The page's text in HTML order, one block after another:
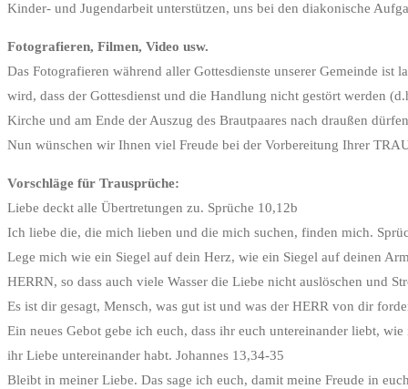
Kinder- und Jugendarbeit unterstützen, uns bei den diakonische
Fotografieren, Filmen, Video usw.
Das Fotografieren während aller Gottesdienste unserer Gemeinde
wird, dass der Gottesdienst und die Handlung nicht gestört werden
Kirche und am Ende der Auszug des Brautpaares nach draußen
Nun wünschen wir Ihnen viel Freude bei der Vorbereitung Ihrer
Vorschläge für Trausprüche:
Liebe deckt alle Übertretungen zu. Sprüche 10,12b
Ich liebe die, die mich lieben und die mich suchen, finden mich.
Lege mich wie ein Siegel auf dein Herz, wie ein Siegel auf deinen
HERRN, so dass auch viele Wasser die Liebe nicht auslöschen und
Es ist dir gesagt, Mensch, was gut ist und was der HERR von dir
Ein neues Gebot gebe ich euch, dass ihr euch untereinander liebt,
ihr Liebe untereinander habt. Johannes 13,34-35
Bleibt in meiner Liebe. Das sage ich euch, damit meine Freude in